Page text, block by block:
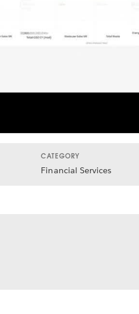
Video
CATEGORY
Financial Services